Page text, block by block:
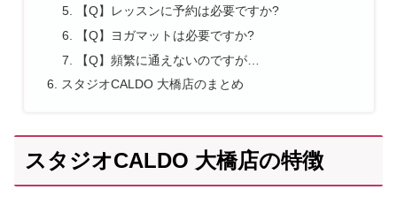
【Q】レッスンに予約は必要ですか?
【Q】ヨガマットは必要ですか?
【Q】頻繁に通えないのですが…
スタジオCALDO 大橋店のまとめ
スタジオCALDO 大橋店の特徴